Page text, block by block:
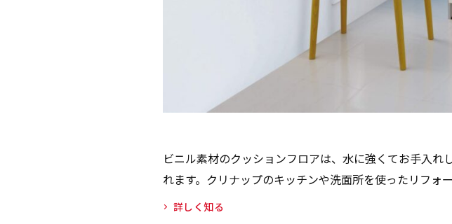
ビニル素材のクッションフロアは、水に強くてお手入
れます。クリナップのキッチンや洗面所を使ったリフォ
詳しく知る